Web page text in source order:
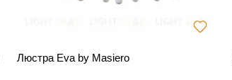
Люстра Eva by Masiero